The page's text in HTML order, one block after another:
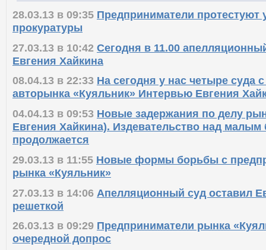
28.03.13 в 09:35 Предприниматели протестуют
прокуратуры
27.03.13 в 10:42 Сегодня в 11.00
Евгения Хайкина
08.04.13 в 22:33 На сегодня у нас четыре суда
авторынка «Куяльник» Интервью Евгения
04.04.13 в 09:53 Новые задержания по делу
Евгения Хайкина). Издевательство над малым
продолжается
29.03.13 в 11:55 Новые формы борьбы с
рынка «Куяльник»
27.03.13 в 14:06 Апелляционный суд оставил
решеткой
26.03.13 в 09:29 Предприниматели рынка
очередной допрос